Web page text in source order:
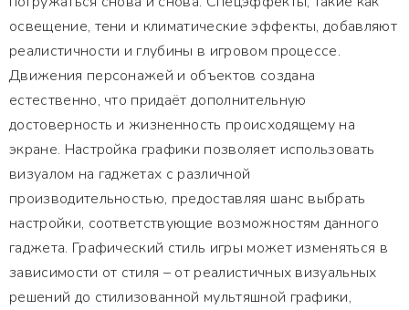
освещение, тени и климатические эффекты, добавляют
реалистичности и глубины в игровом процессе.
Движения персонажей и объектов создана
естественно, что придаёт дополнительную
достоверность и жизненность происходящему на
экране. Настройка графики позволяет использовать
визуалом на гаджетах с различной
производительностью, предоставляя шанс выбрать
настройки, соответствующие возможностям данного
гаджета. Графический стиль игры может изменяться в
зависимости от стиля – от реалистичных визуальных
решений до стилизованной мультяшной графики,